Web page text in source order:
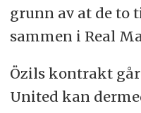
grunn av at de to
sammen i Real
Özils kontrakt
United kan